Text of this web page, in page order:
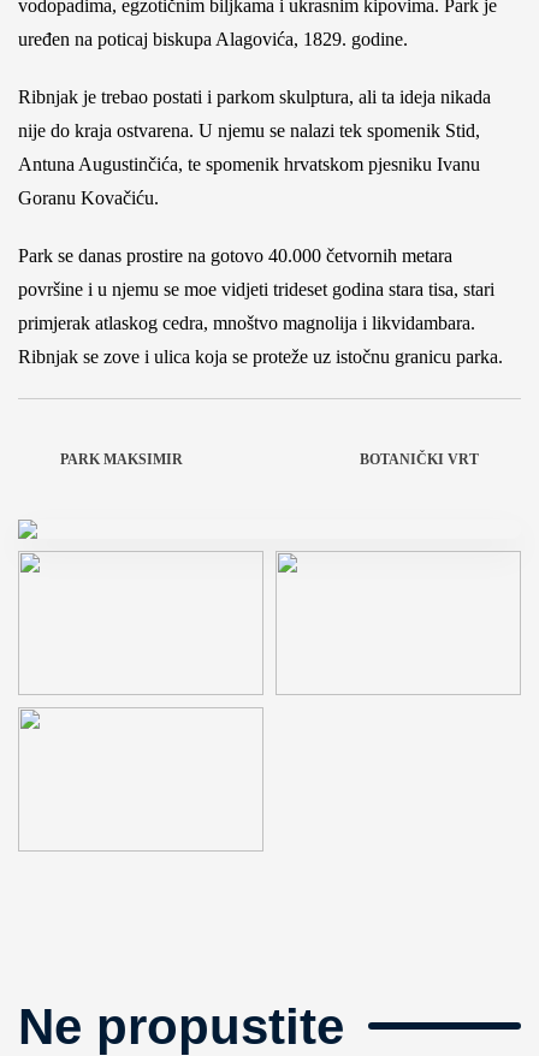
vodopadima, egzotičnim biljkama i ukrasnim kipovima. Park je
uređen na poticaj biskupa Alagovića, 1829. godine.
Ribnjak je trebao postati i parkom skulptura, ali ta ideja nikada
nije do kraja ostvarena. U njemu se nalazi tek spomenik Stid,
Antuna Augustinčića, te spomenik hrvatskom pjesniku Ivanu
Goranu Kovačiću.
Park se danas prostire na gotovo 40.000 četvornih metara
površine i u njemu se moe vidjeti trideset godina stara tisa, stari
primjerak atlaskog cedra, mnoštvo magnolija i likvidambara.
Ribnjak se zove i ulica koja se proteže uz istočnu granicu parka.
PARK MAKSIMIR BOTANIČKI VRT
Ne propustite